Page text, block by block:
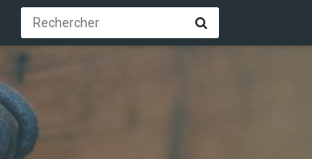
Rechercher Rechercher